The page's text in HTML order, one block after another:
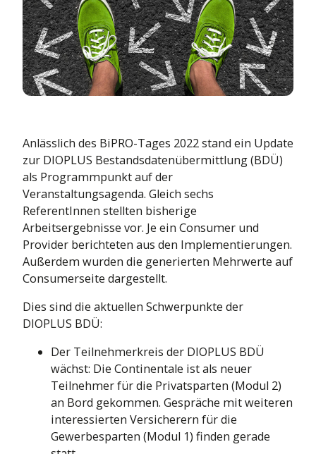
Leben
Kranken
bis
die Themenwelt
Mehr Infos
Kraftfahrt
Leben
Kranken
Anlässlich des BiPRO-Tages 2022 stand ein Update
zur DIOPLUS Bestandsdatenübermittlung (BDÜ)
als Programmpunkt auf der
Veranstaltungsagenda. Gleich sechs
ReferentInnen stellten bisherige
Arbeitsergebnisse vor. Je ein Consumer und
Provider berichteten aus den Implementierungen.
Außerdem wurden die generierten Mehrwerte auf
Consumerseite dargestellt.
Dies sind die aktuellen Schwerpunkte der
DIOPLUS BDÜ:
Der Teilnehmerkreis der DIOPLUS BDÜ
wächst: Die Continentale ist als neuer
Teilnehmer für die Privatsparten (Modul 2)
an Bord gekommen. Gespräche mit weiteren
interessierten Versicherern für die
Gewerbesparten (Modul 1) finden gerade